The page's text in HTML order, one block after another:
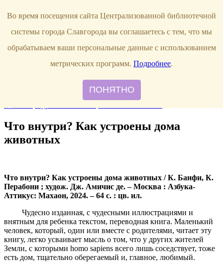
задолженность
ул. Луначарского, 144
8 (38568)
Правила пользования
О библиотеке
Наши сотрудники
Что внутри? Как устроены дома
животных
Что внутри? Как устроены дома животных / К. Банфи, К.
Перабони ; худож. Дж. Амичис де. – Москва : Азбука-
Аттикус: Махаон, 2024. – 64 с. : цв. ил.
Чудесно изданная, с чудесными иллюстрациями и
внятным для ребенка текстом, переводная книга. Маленький
человек, который, один или вместе с родителями, читает эту
книгу, легко усваивает мысль о том, что у других жителей
Земли, с которыми homo sapiens всего лишь соседствует, тоже
есть дом, тщательно оберегаемый и, главное, любимый.
Во время посещения сайта Централизованной библиотечной
системы города Славгорода вы соглашаетесь с тем, что мы
обрабатываем ваши персональные данные с использованием
метрических программ. Подробнее.
ПОНЯТНО